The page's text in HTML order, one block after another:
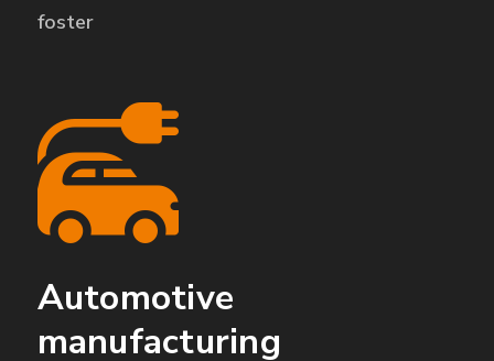
foster
Automotive
manufacturing